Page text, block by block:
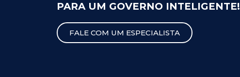
PARA UM GOVERNO INTELIGENTE!
FALE COM UM ESPECIALISTA